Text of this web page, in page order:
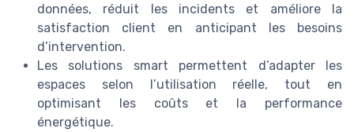
données, réduit les incidents et améliore la
satisfaction client en anticipant les besoins
d’intervention.
Les solutions smart permettent d’adapter les
espaces selon l’utilisation réelle, tout en
optimisant les coûts et la performance
énergétique.